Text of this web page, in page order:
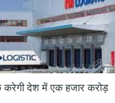
करेगी देश में एक हजार करोड़